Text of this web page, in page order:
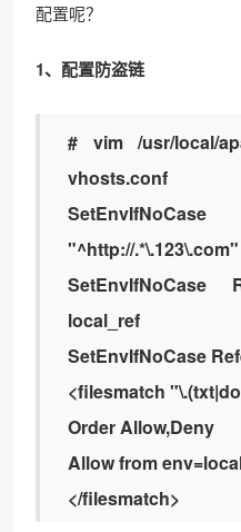
配置呢？
1、配置防盗链
# vim /usr/local/
vhosts.conf
"^http://
SetEnvIfNoCase
local_ref
SetEnvIfNoCase
<filesmatch
Order Allow,Deny
Allow from
</filesmatch>